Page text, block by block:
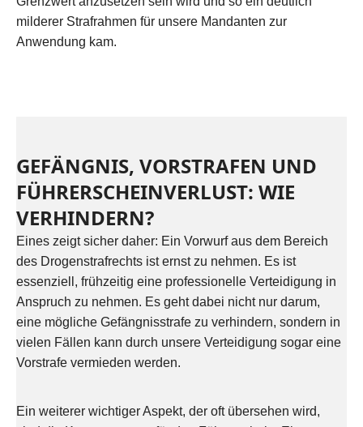
milderer Strafrahmen für unsere Mandanten zur
Anwendung kam.
GEFÄNGNIS, VORSTRAFEN UND
FÜHRERSCHEINVERLUST: WIE
VERHINDERN?
Eines zeigt sicher daher: Ein Vorwurf aus dem Bereich
des Drogenstrafrechts ist ernst zu nehmen. Es ist
essenziell, frühzeitig eine professionelle Verteidigung in
Anspruch zu nehmen. Es geht dabei nicht nur darum,
eine mögliche Gefängnisstrafe zu verhindern, sondern in
vielen Fällen kann durch unsere Verteidigung sogar eine
Vorstrafe vermieden werden.
Ein weiterer wichtiger Aspekt, der oft übersehen wird,